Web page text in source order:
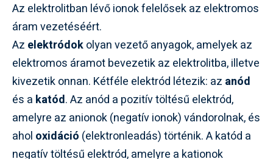
Az elektrolitban lévő ionok felelősek az elektromos
áram vezetéséért.
Az elektródokolyan vezető anyagok, amelyek az
elektromos áramot bevezetik az elektrolitba, illetve
kivezetik onnan. Kétféle elektród létezik: az anód
és a katód. Az anód a pozitív töltésű elektród,
amelyre az anionok (negatív ionok) vándorolnak, és
ahol oxidáció (elektronleadás) történik. A katód a
negatív töltésű elektród, amelyre a kationok